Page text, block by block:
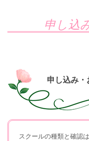
申し込
申し込み・
スクールの種類と確認